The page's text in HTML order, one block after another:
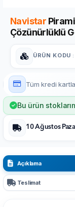
Navistar
Çözünürlüklü
ÜRÜN KODU :
Tüm kredi
Bu ürün
10 Ağustos
Açıklama
Teslimat